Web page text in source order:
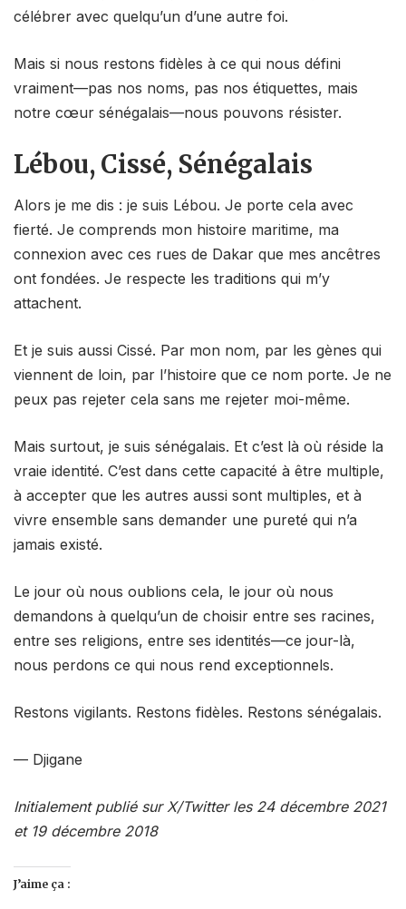
célébrer avec quelqu’un d’une autre foi.
Mais si nous restons fidèles à ce qui nous défini
vraiment—pas nos noms, pas nos étiquettes, mais
notre cœur sénégalais—nous pouvons résister.
Lébou, Cissé, Sénégalais
Alors je me dis : je suis Lébou. Je porte cela avec
fierté. Je comprends mon histoire maritime, ma
connexion avec ces rues de Dakar que mes ancêtres
ont fondées. Je respecte les traditions qui m’y
attachent.
Et je suis aussi Cissé. Par mon nom, par les gènes qui
viennent de loin, par l’histoire que ce nom porte. Je ne
peux pas rejeter cela sans me rejeter moi-même.
Mais surtout, je suis sénégalais. Et c’est là où réside la
vraie identité. C’est dans cette capacité à être multiple,
à accepter que les autres aussi sont multiples, et à
vivre ensemble sans demander une pureté qui n’a
jamais existé.
Le jour où nous oublions cela, le jour où nous
demandons à quelqu’un de choisir entre ses racines,
entre ses religions, entre ses identités—ce jour-là,
nous perdons ce qui nous rend exceptionnels.
Restons vigilants. Restons fidèles. Restons sénégalais.
— Djigane
Initialement publié sur X/Twitter les 24 décembre 2021
et 19 décembre 2018
J’aime ça :